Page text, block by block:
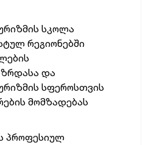
სკოლა
რეგიონებში
და
სფეროსთვის
მომზადებას
პროფესიულ